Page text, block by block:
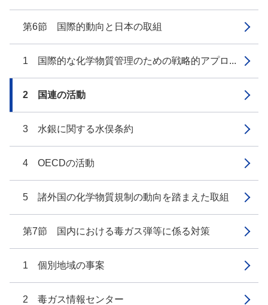
第6節 国際的動向と日本の取組
1 国際的な化学物質管理のための戦略的アプロ...
2 国連の活動
3 水銀に関する水俣条約
4 OECDの活動
5 諸外国の化学物質規制の動向を踏まえた取組
第7節 国内における毒ガス弾等に係る対策
1 個別地域の事案
2 毒ガス情報センター